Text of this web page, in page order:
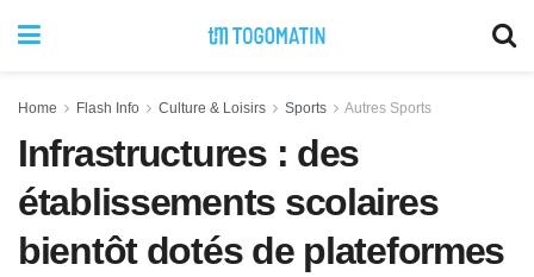
Home Flash Info Culture & Loisirs Sports Autres Sports
Infrastructures : des
établissements scolaires
bientôt dotés de plateformes